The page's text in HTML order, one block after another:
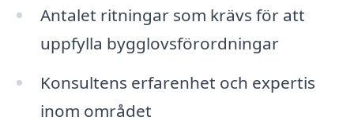
Antalet ritningar som krävs för att
uppfylla bygglovsförordningar
Konsultens erfarenhet och expertis
inom området